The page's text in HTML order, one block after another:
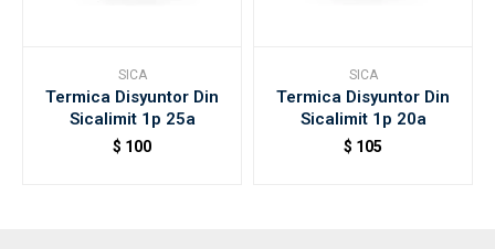
SICA
Termica Disyuntor Din
Sicalimit 1p 25a
$ 100
SICA
Termica Disyuntor Din
Sicalimit 1p 20a
$ 105